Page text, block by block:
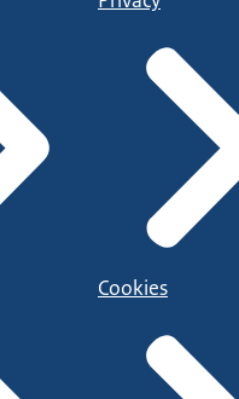
Cookies